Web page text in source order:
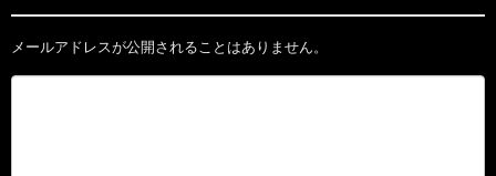
メールアドレスが公開されることはありません。